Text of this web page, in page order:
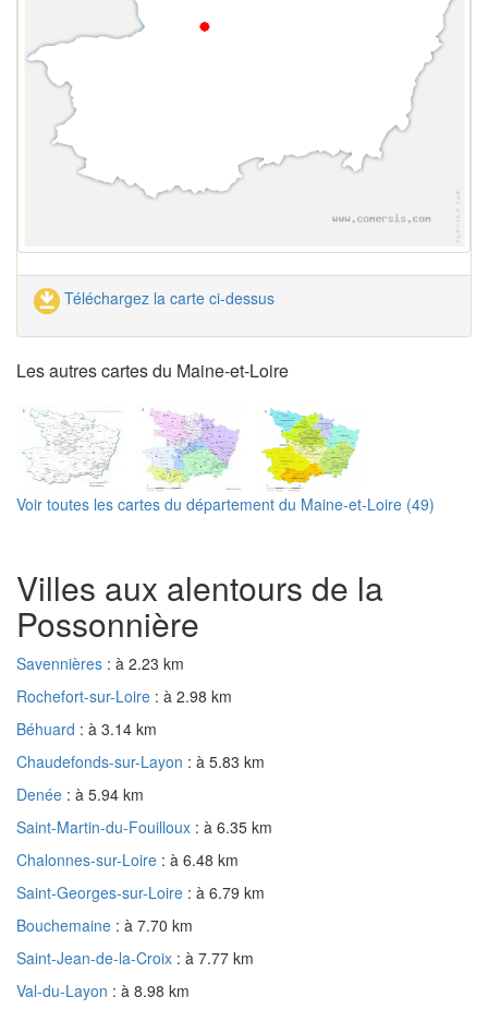
Téléchargez la carte ci-dessus
Les autres cartes du Maine-et-Loire
Voir toutes les cartes du département du Maine-et-Loire (49)
Villes aux alentours de la
Possonnière
Savennières : à 2.23 km
Rochefort-sur-Loire : à 2.98 km
Béhuard : à 3.14 km
Chaudefonds-sur-Layon : à 5.83 km
Denée : à 5.94 km
Saint-Martin-du-Fouilloux : à 6.35 km
Chalonnes-sur-Loire : à 6.48 km
Saint-Georges-sur-Loire : à 6.79 km
Bouchemaine : à 7.70 km
Saint-Jean-de-la-Croix : à 7.77 km
Val-du-Layon : à 8.98 km